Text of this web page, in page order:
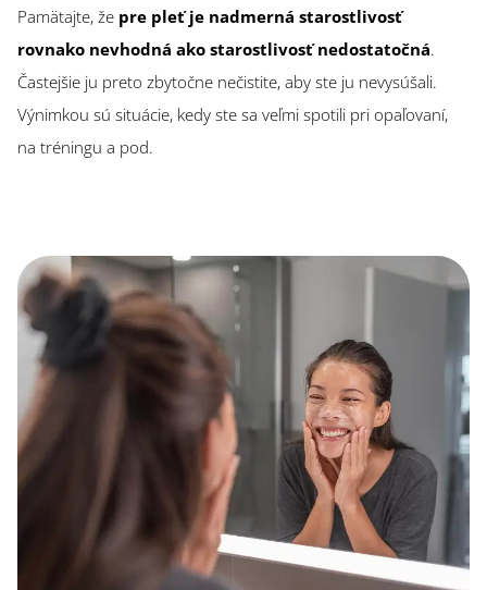
Pamätajte, že pre pleť je nadmerná starostlivosť
rovnako nevhodná ako starostlivosť nedostatočná.
Častejšie ju preto zbytočne nečistite, aby ste ju nevysúšali.
Výnimkou sú situácie, kedy ste sa veľmi spotili pri opaľovaní,
na tréningu a pod.